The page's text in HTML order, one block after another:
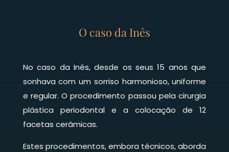
O caso da Inês
No caso da Inês, desde os seus 15 anos que
sonhava com um sorriso harmonioso, uniforme
e regular. O procedimento passou pela cirurgia
plástica periodontal e a colocação de 12
facetas cerâmicas.
Estes procedimentos, embora técnicos, aborda